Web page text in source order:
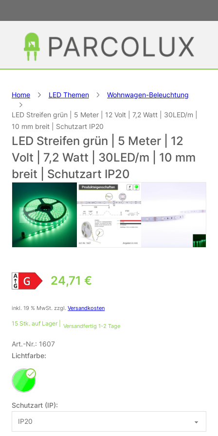
Home LED Themen Wohnwagen-Beleuchtung
LED Streifen grün | 5 Meter | 12 Volt | 7,2 Watt | 30LED/m |
10 mm breit | Schutzart IP20
LED Streifen grün | 5 Meter | 12
Volt | 7,2 Watt | 30LED/m | 10 mm
breit | Schutzart IP20
24,71 €
inkl. 19 % MwSt. zzgl.Versandkosten
15 Stk. auf Lager | Versandfertig 1-2 Tage
Art.-Nr.: 1607
Lichtfarbe:
Schutzart (IP):